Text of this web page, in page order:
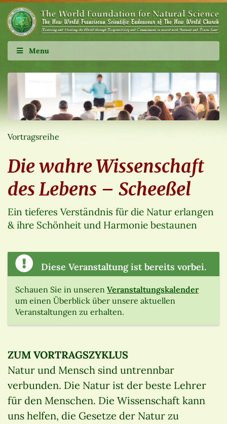
Menu
Vortragsreihe
Die wahre Wissenschaft
des Lebens – Scheeßel
Ein tieferes Verständnis für die Natur erlangen
& ihre Schönheit und Harmonie bestaunen
Diese Veranstaltung ist bereits vorbei.
Schauen Sie in unseren Veranstaltungskalender
um einen Überblick über unsere aktuellen
Veranstaltungen zu erhalten.
ZUM VORTRAGSZYKLUS
Natur und Mensch sind untrennbar
verbunden. Die Natur ist der beste Lehrer
für den Menschen. Die Wissenschaft kann
uns helfen, die Gesetze der Natur zu